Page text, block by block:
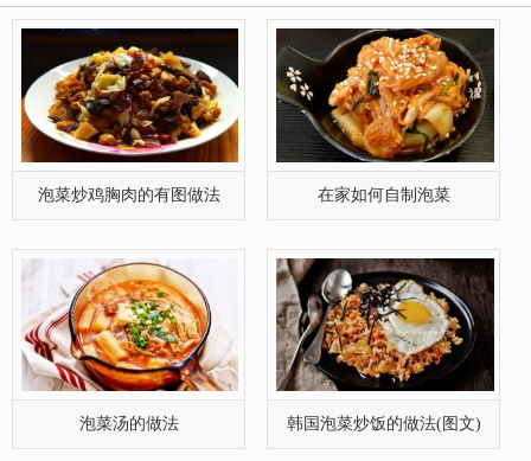
菜，如叶菜中的菠菜、小白菜等，果菜中的冬瓜、茄
子等。
泡菜炒鸡胸肉的有图做法 在家如何自制泡菜
泡菜汤的做法 韩国泡菜炒饭的做法(图文)